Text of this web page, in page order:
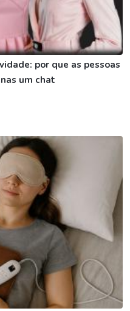
por que as pessoas
um chat